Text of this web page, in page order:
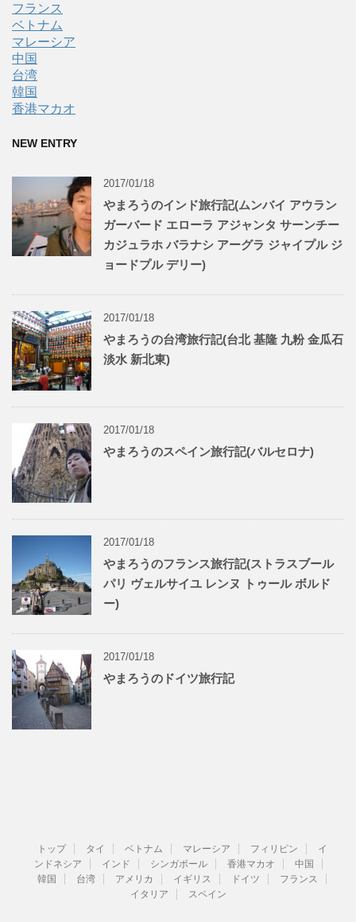
フランス
ベトナム
マレーシア
中国
台湾
韓国
香港マカオ
NEW ENTRY
2017/01/18
やまろうのインド旅行記(ムンバイ アウラン
ガーバード エローラ アジャンタ サーンチー
カジュラホ バラナシ アーグラ ジャイプル ジ
ョードプル デリー)
2017/01/18
やまろうの台湾旅行記(台北 基隆 九粉 金瓜石
淡水 新北東)
2017/01/18
やまろうのスペイン旅行記(バルセロナ)
2017/01/18
やまろうのフランス旅行記(ストラスブール
パリ ヴェルサイユ レンヌ トゥール ボルド
ー)
2017/01/18
やまろうのドイツ旅行記
トップ タイ ベトナム マレーシア フィリピン
イ
ンドネシア
インド シンガポール 香港マカオ
中国
韓国
台湾 アメリカ イギリス ドイツ
フランス
イタリア
スペイン